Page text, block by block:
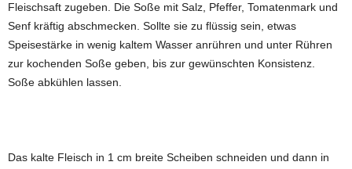
Fleischsaft zugeben. Die Soße mit Salz, Pfeffer, Tomatenmark und
Senf kräftig abschmecken. Sollte sie zu flüssig sein, etwas
Speisestärke in wenig kaltem Wasser anrühren und unter Rühren
zur kochenden Soße geben, bis zur gewünschten Konsistenz.
Soße abkühlen lassen.
Das kalte Fleisch in 1 cm breite Scheiben schneiden und dann in